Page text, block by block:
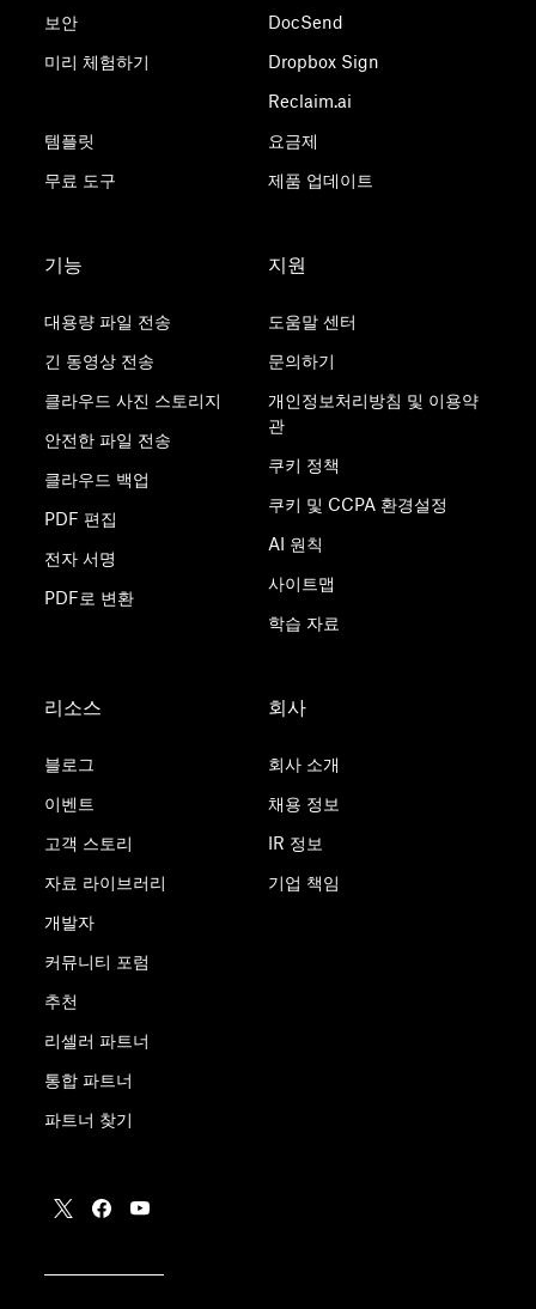
보안
미리 체험하기
템플릿
무료 도구
DocSend
Dropbox Sign
Reclaim.ai
요금제
제품 업데이트
기능
대용량 파일 전송
긴 동영상 전송
클라우드 사진 스토리지
안전한 파일 전송
클라우드 백업
PDF 편집
전자 서명
PDF로 변환
지원
도움말 센터
문의하기
개인정보처리방침 및 이용약
관
쿠키 정책
쿠키 및 CCPA 환경설정
AI 원칙
사이트맵
학습 자료
리소스
블로그
이벤트
고객 스토리
자료 라이브러리
개발자
커뮤니티 포럼
추천
리셀러 파트너
통합 파트너
파트너 찾기
회사
회사 소개
채용 정보
IR 정보
기업 책임